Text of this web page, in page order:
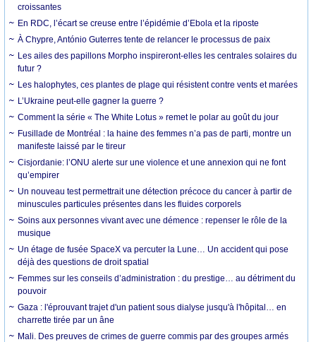
croissantes
En RDC, l’écart se creuse entre l’épidémie d’Ebola et la riposte
À Chypre, António Guterres tente de relancer le processus de paix
Les ailes des papillons Morpho inspireront-elles les centrales solaires du
futur ?
Les halophytes, ces plantes de plage qui résistent contre vents et marées
L’Ukraine peut-elle gagner la guerre ?
Comment la série « The White Lotus » remet le polar au goût du jour
Fusillade de Montréal : la haine des femmes n’a pas de parti, montre un
manifeste laissé par le tireur
Cisjordanie: l’ONU alerte sur une violence et une annexion qui ne font
qu’empirer
Un nouveau test permettrait une détection précoce du cancer à partir de
minuscules particules présentes dans les fluides corporels
Soins aux personnes vivant avec une démence : repenser le rôle de la
musique
Un étage de fusée SpaceX va percuter la Lune… Un accident qui pose
déjà des questions de droit spatial
Femmes sur les conseils d’administration : du prestige… au détriment du
pouvoir
Gaza : l'éprouvant trajet d'un patient sous dialyse jusqu'à l'hôpital… en
charrette tirée par un âne
Mali. Des preuves de crimes de guerre commis par des groupes armés